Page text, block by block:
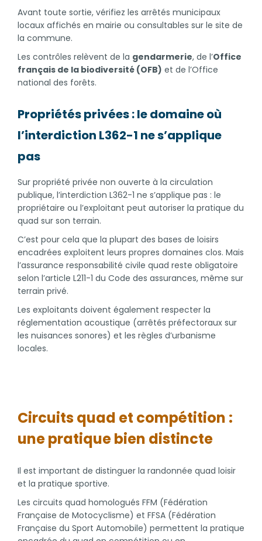
Avant toute sortie, vérifiez les arrêtés municipaux
locaux affichés en mairie ou consultables sur le site de
la commune.
Les contrôles relèvent de la gendarmerie, de l’Office
français de la biodiversité (OFB) et de l’Office
national des forêts.
Propriétés privées : le domaine où
l’interdiction L362-1 ne s’applique
pas
Sur propriété privée non ouverte à la circulation
publique, l’interdiction L362-1 ne s’applique pas : le
propriétaire ou l’exploitant peut autoriser la pratique du
quad sur son terrain.
C’est pour cela que la plupart des bases de loisirs
encadrées exploitent leurs propres domaines clos. Mais
l’assurance responsabilité civile quad reste obligatoire
selon l’article L211-1 du Code des assurances, même sur
terrain privé.
Les exploitants doivent également respecter la
réglementation acoustique (arrêtés préfectoraux sur
les nuisances sonores) et les règles d’urbanisme
locales.
Circuits quad et compétition :
une pratique bien distincte
Il est important de distinguer la randonnée quad loisir
et la pratique sportive.
Les circuits quad homologués FFM (Fédération
Française de Motocyclisme) et FFSA (Fédération
Française du Sport Automobile) permettent la pratique